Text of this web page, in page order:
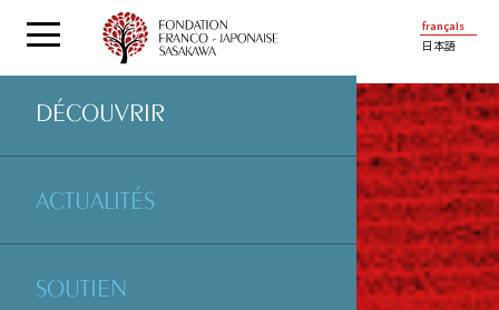
français
日本語
DÉCOUVRIR
ACTUALITÉS
SOUTIEN